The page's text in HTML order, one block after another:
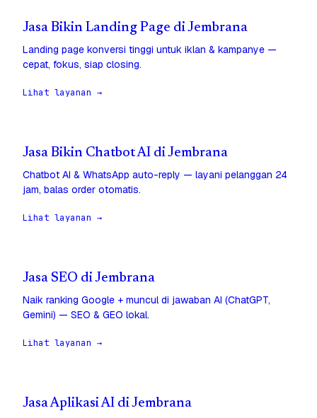
Jasa Bikin Landing Page di Jembrana
Landing page konversi tinggi untuk iklan & kampanye —
cepat, fokus, siap closing.
Lihat layanan →
Jasa Bikin Chatbot AI di Jembrana
Chatbot AI & WhatsApp auto-reply — layani pelanggan 24
jam, balas order otomatis.
Lihat layanan →
Jasa SEO di Jembrana
Naik ranking Google + muncul di jawaban AI (ChatGPT,
Gemini) — SEO & GEO lokal.
Lihat layanan →
Jasa Aplikasi AI di Jembrana